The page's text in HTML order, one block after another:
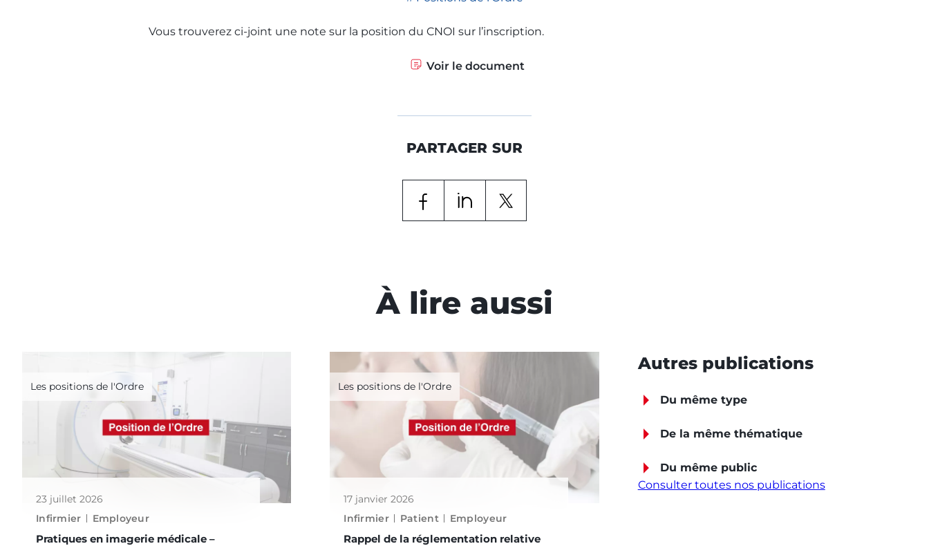
Les bulletins de l'Ordre
Vous trouverez ci-joint une note sur la position du CNOI sur l’inscription.
Voir le document
PARTAGER SUR
À lire aussi
Les positions de l'Ordre
23 juillet 2026
Infirmier
Employeur
Pratiques en imagerie médicale –
Les positions de l'Ordre
17 janvier 2026
Infirmier
Patient Employeur
Rappel de la réglementation relative
Autres publications
Du même type
De la même thématique
Du même public
Consulter toutes nos publications